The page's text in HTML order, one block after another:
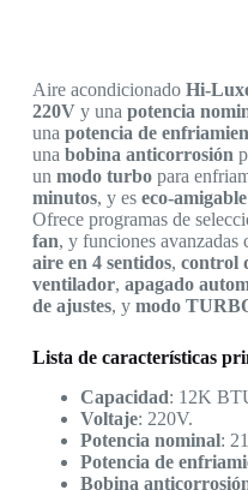
Aire acondicionado Hi-
220Vy una potencia
una potencia de
una bobina anticorrosión
un modo turbopara
minutos, y es eco-amigable
Ofrece programas de
fan, y funciones avanzadas
aire en 4 sentidos, control
ventilador, apagado
de ajustes, y modo
Lista de características
Capacidad: 12K
Voltaje: 220V.
Potencia nominal:
Potencia de
Bobina